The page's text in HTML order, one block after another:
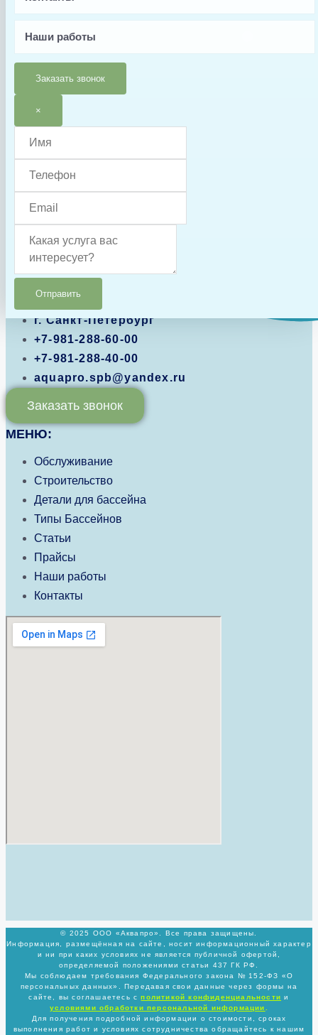
Наши работы
Заказать звонок
×
Отправить
Китай
Крыльчатка
Доставка осуществляется после 100% предоплаты
г. Санкт-Петербург
+7-981-288-60-00
+7-981-288-40-00
aquapro.spb@yandex.ru
Заказать звонок
МЕНЮ:
Обслуживание
Строительство
Детали для бассейна
Типы Бассейнов
Статьи
Прайсы
Наши работы
Контакты
© 2025 ООО «Аквапро». Все права защищены.
Информация, размещённая на сайте, носит информационный характер
и ни при каких условиях не является публичной офертой,
определяемой положениями статьи 437 ГК РФ.
Мы соблюдаем требования Федерального закона № 152-ФЗ «О
персональных данных». Передавая свои данные через формы на
сайте, вы соглашаетесь сполитикойконфиденциальности и
условиями обработки персональной информации
Для получения подробной информации о стоимости, сроках
выполнения работ и условиях сотрудничества обращайтесь к нашим